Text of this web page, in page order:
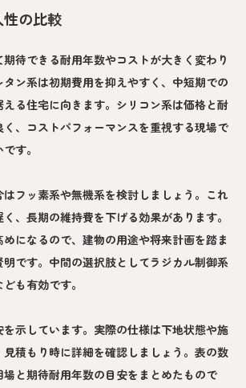
の比較
待できる耐用年数やコストが大きく変わり
タン系は初期費用を抑えやすく、中短期での
る住宅に向きます。シリコン系は価格と耐
、コストパフォーマンスを重視する現場で
す。
フッ素系や無機系を検討しましょう。これ
、長期の維持費を下げる効果があります。
になるので、建物の用途や将来計画を踏ま
です。中間の選択肢としてラジカル制御系
も有効です。
示しています。実際の仕様は下地状態や施
積もり時に詳細を確認しましょう。表の数
と期待耐用年数の目安をまとめたもので